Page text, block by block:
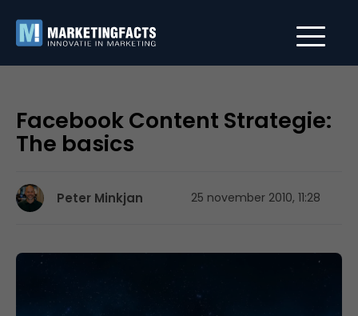
Facebook Content Strategie:
The basics
Peter Minkjan 25 november 2010, 11:28